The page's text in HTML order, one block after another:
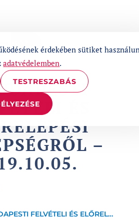
érdekében sütiket
adatvédelemben.
TESTRESZABÁS
ÉS
–
A BUDAPESTI FELVÉTELI ÉS ELŐRELÉPÉSI ÜNNEPSÉGRŐL – 2019.10.05.